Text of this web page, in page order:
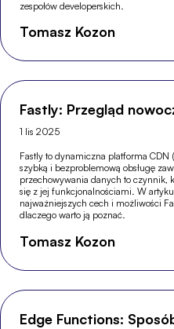
zespołów developerskich.
Tomasz Kozon
Fastly: Przegląd
1 lis 2025
Fastly to dynamiczna platforma CDN
szybką i bezproblemową obsługę
przechowywania danych to czynnik,
się z jej funkcjonalnościami. W
najważniejszych cech i możliwości
dlaczego warto ją poznać.
Tomasz Kozon
Edge Functions: